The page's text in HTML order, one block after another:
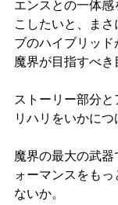
エンスとの一体
こしたいと、ま
ブのハイブリッド
魔界が目指すべき
ストーリー部分
リハリをいかにつ
魔界の最大の武
ォーマンスをも
ないか。